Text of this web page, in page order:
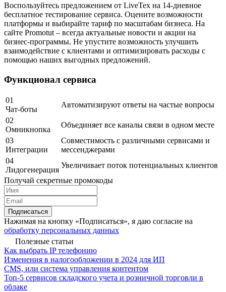
Воспользуйтесь предложением от LiveTex на 14-дневное
бесплатное тестирование сервиса. Оцените возможности
платформы и выбирайте тариф по масштабам бизнеса. На
сайте Promotut – всегда актуальные новости и акции на
бизнес-программы. Не упустите возможность улучшить
взаимодействие с клиентами и оптимизировать расходы с
помощью наших выгодных предложений.
Функционал сервиса
01
Чат-боты
Автоматизируют ответы на частые вопросы
02
Омникнопка
Объединяет все каналы связи в одном месте
03
Интеграции
Совместимость с различными сервисами и
мессенджерами
04
Лидогенерация
Увеличивает поток потенциальных клиентов
Получай секретные промокоды
Подписаться
Нажимая на кнопку «Подписаться», я даю согласие на
обработку персональных данных
Полезные статьи
Как выбрать IP телефонию
Изменения в налогообложении в 2024 для ИП
CMS, или система управления контентом
Топ-5 сервисов складского учета и розничной торговли в
облаке